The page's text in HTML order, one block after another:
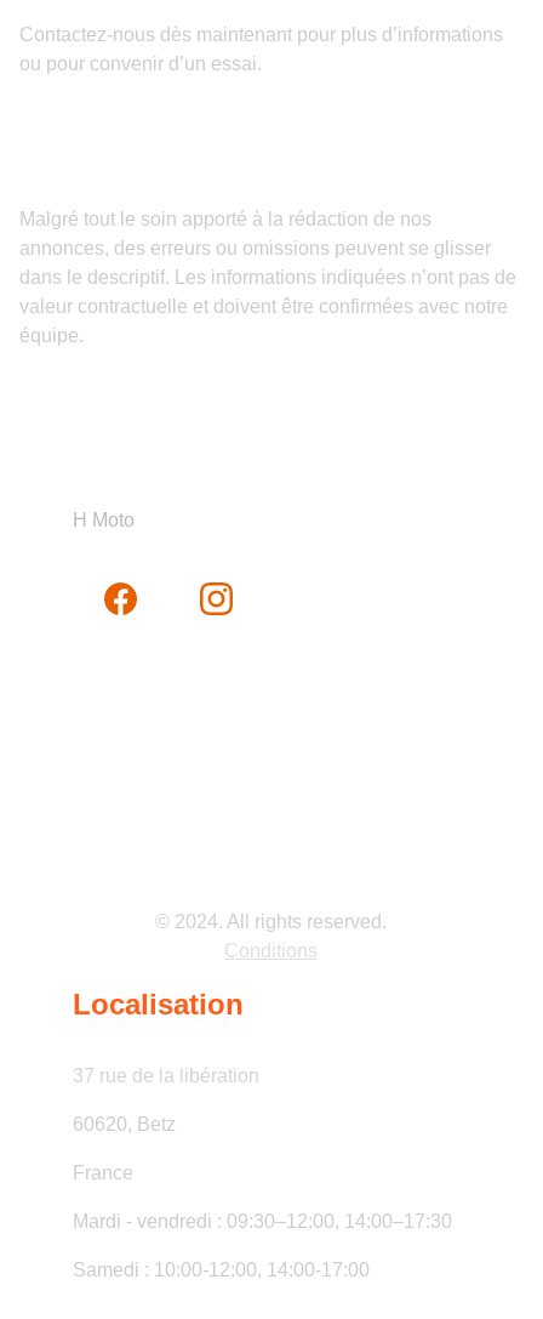
Contactez-nous dès maintenant pour plus d’informations
ou pour convenir d’un essai.
Malgré tout le soin apporté à la rédaction de nos
annonces, des erreurs ou omissions peuvent se glisser
dans le descriptif. Les informations indiquées n’ont pas de
valeur contractuelle et doivent être confirmées avec notre
équipe.
H Moto
© 2024. All rights reserved.
Conditions
Localisation
37 rue de la libération
60620, Betz
France
Mardi - vendredi : 09:30–12:00, 14:00–17:30
Samedi : 10:00-12:00, 14:00-17:00